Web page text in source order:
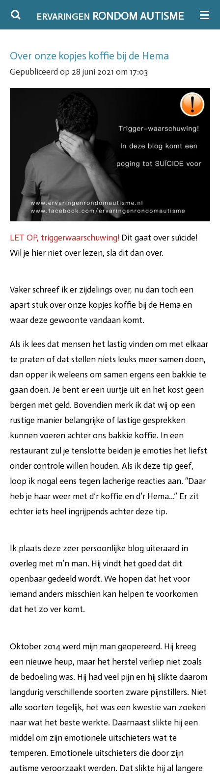
Ga
direct
de
hoofdinhoud
ERVARINGEN RONDOM AUTISME
Over onze kopjes koffie bij de Hema
Gepubliceerd op 28 juni 2021 om 17:03
LET OP, triggerwaarschuwing! Dit gaat over suïcide!
Wil je hier niet over lezen, sla dit dan over.
Vaker schreef ik er zijdelings over, nu dan toch een
apart stuk over onze kopjes koffie bij de Hema en
waar deze gewoonte vandaan komt.
Als ik lees dat mensen het lastig vinden om met elkaar
te praten of dat stellen niets leuks meer samen doen,
dan opper ik weleens om samen ergens een bakkie te
gaan doen. Je bent er een uurtje uit en het kost geen
bergen met geld. Bovendien merk ik dat wij op een
rustige manier belangrijke of lastige gesprekken
kunnen voeren achter ons bakkie koffie. In een
restaurant zul je tenslotte beiden je emoties het liefst
onder controle willen houden. Als ik deze tip geef,
loop ik nogal eens tegen lacherige reacties aan. “Daar
heb je haar weer met d’r koffie en d’r Hema...” Er zit
echter iets heel ingrijpends achter deze tip.
Ik plaats deze zeer persoonlijke blog uiteraard in
overleg met m’n man. Hij vindt het goed dat dit
openbaar gedeeld wordt. We hopen dat het voor
iemand anders misschien kan helpen te voorkomen
dat het zo ver komt.
Oktober 2014 werd mijn man geopereerd. Hij kreeg
een nieuwe heup, maar het herstel verliep niet zoals
de bedoeling was. Hij had veel pijn en hij slikte daarom
langdurig verschillende soorten zware pijnstillers. Niet
alle soorten tegelijk, het was een kwestie van zoeken
naar wat het beste werkte. Daarnaast slikte hij een
middel om zijn emotionele uitschieters wat te
temperen. Emotionele uitschieters die door zijn
autisme veroorzaakt werden. Dat slikte hij al langere